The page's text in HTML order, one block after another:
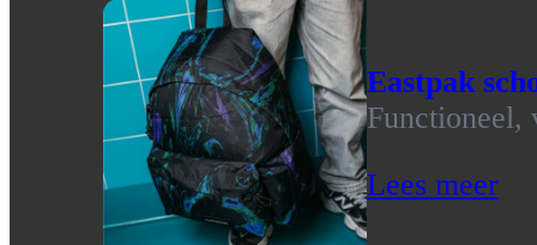
Eastpak
Functioneel,
Lees meer